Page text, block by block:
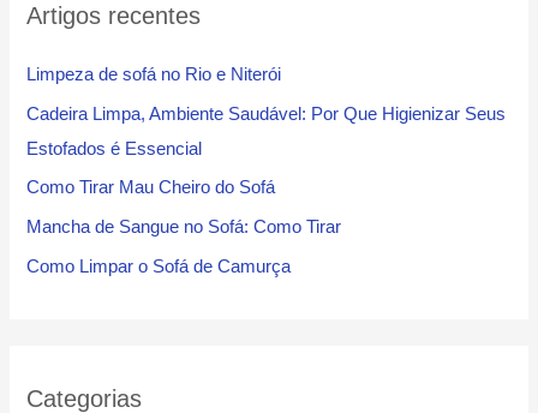
Artigos recentes
Limpeza de sofá no Rio e Niterói
Cadeira Limpa, Ambiente Saudável: Por Que Higienizar Seus
Estofados é Essencial
Como Tirar Mau Cheiro do Sofá
Mancha de Sangue no Sofá: Como Tirar
Como Limpar o Sofá de Camurça
Categorias